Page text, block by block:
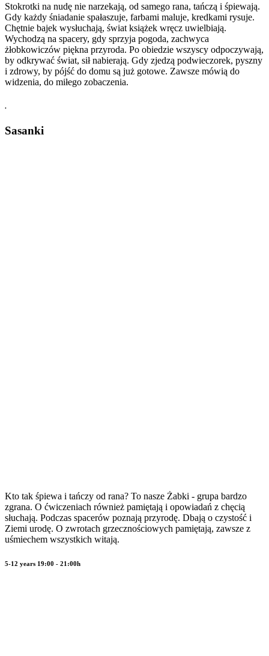
Stokrotki na nudę nie narzekają, od samego rana, tańczą i śpiewają.
Gdy każdy śniadanie spałaszuje, farbami maluje, kredkami rysuje.
Chętnie bajek wysłuchają, świat książek wręcz uwielbiają.
Wychodzą na spacery, gdy sprzyja pogoda, zachwyca
żłobkowiczów piękna przyroda. Po obiedzie wszyscy odpoczywają,
by odkrywać świat, sił nabierają. Gdy zjedzą podwieczorek, pyszny
i zdrowy, by pójść do domu są już gotowe. Zawsze mówią do
widzenia, do miłego zobaczenia.
.
Sasanki
Kto tak śpiewa i tańczy od rana? To nasze Żabki - grupa bardzo
zgrana. O ćwiczeniach również pamiętają i opowiadań z chęcią
słuchają. Podczas spacerów poznają przyrodę. Dbają o czystość i
Ziemi urodę. O zwrotach grzecznościowych pamiętają, zawsze z
uśmiechem wszystkich witają.
5-12 years 19:00 - 21:00h